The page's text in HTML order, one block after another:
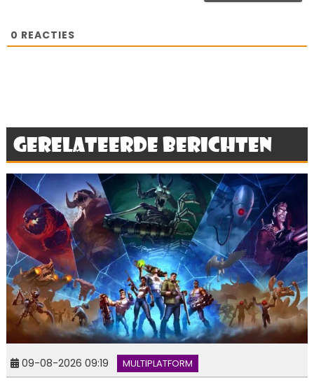
0 REACTIES
Gerelateerde berichten
09-08-2026 09:19 MULTIPLATFORM